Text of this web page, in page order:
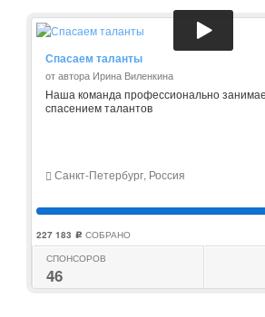
Спасаем таланты
от автора Ирина Виленкина
Наша команда профессионально
спасением талантов
Санкт-Петербург, Россия
227 183 c СОБРАНО
СПОНСОРОВ
46